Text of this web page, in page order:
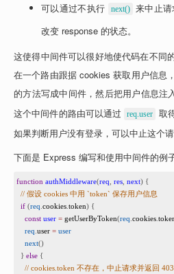
可以通过不执行
next() 来中止
改变 response 的状态。
这使得中间件可以很好地使代码在不同
在一个路由跟据 cookies 获取用户信息
的方法写成中间件，然后把用户信息注
这个中间件的路由可以通过
req.user
取
如果判断用户没有登录，可以中止这个
下面是 Express 编写和使用中间件的例
function authMiddleware(req res next) {
// 假设 cookies 中用 `token` 保存用户信息
if (req cookies token) {
const user = getUserByToken(req cookies
req user = user
next()
  }
else {
// cookies.token 不存在，中止请求并返回 403